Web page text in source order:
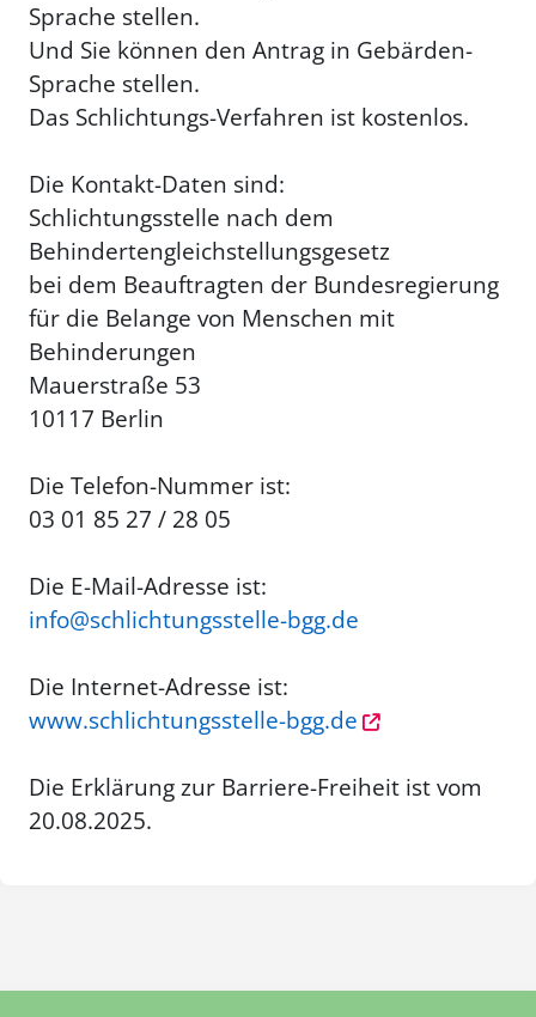
Sprache stellen.
Und Sie können den Antrag in Gebärden-
Sprache stellen.
Das Schlichtungs-Verfahren ist kostenlos.
Die Kontakt-Daten sind:
Schlichtungsstelle nach dem
Behindertengleichstellungsgesetz
bei dem Beauftragten der Bundesregierung
für die Belange von Menschen mit
Behinderungen
Mauerstraße 53
10117 Berlin
Die Telefon-Nummer ist:
03 01 85 27 / 28 05
Die E-Mail-Adresse ist:
info@schlichtungsstelle-bgg.de
Die Internet-Adresse ist:
www.schlichtungsstelle-bgg.de
Die Erklärung zur Barriere-Freiheit ist vom
20.08.2025.